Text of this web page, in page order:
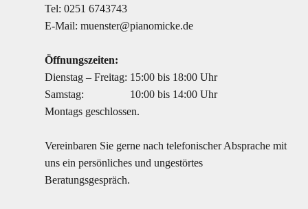
Tel: 0251 6743743
E-Mail: muenster@pianomicke.de
Öffnungszeiten:
Dienstag – Freitag: 15:00 bis 18:00 Uhr
Samstag:
10:00 bis 14:00 Uhr
Montags geschlossen.
Vereinbaren Sie gerne nach telefonischer Absprache mit
uns ein persönliches und ungestörtes
Beratungsgespräch.